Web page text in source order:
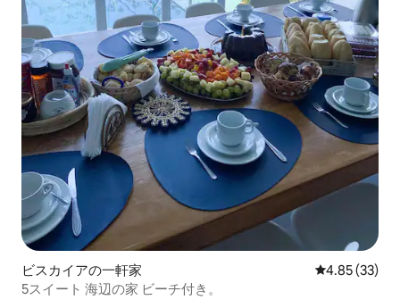
ビスカイアの一軒家 レビュー33
4.85 (33)
5スイート 海辺の家 ビーチ付き。